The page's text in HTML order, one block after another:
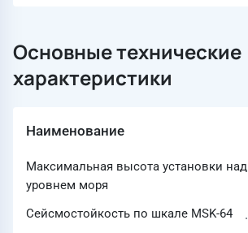
Основные технические
характеристики
Наименование
Максимальная высота установки над
уровнем моря
Сейсмостойкость по шкале MSK-64